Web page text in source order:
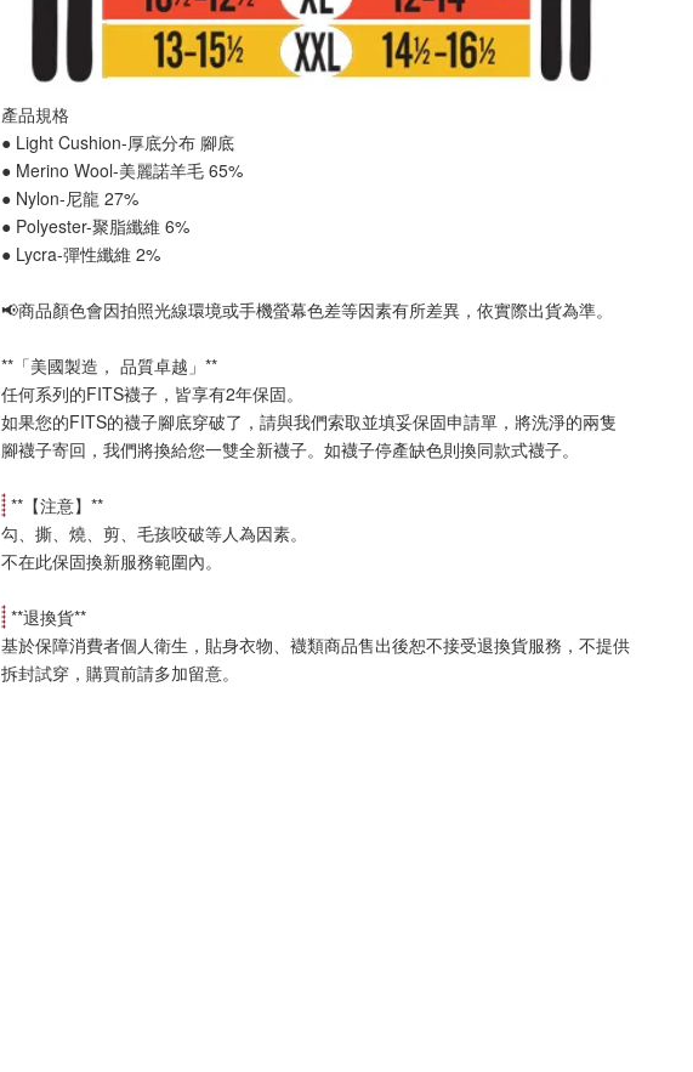
產品規格
● Light Cushion-厚底分布 腳底
● Merino Wool-美麗諾羊毛 65%
● Nylon-尼龍 27%
● Polyester-聚脂纖維 6%
● Lycra-彈性纖維 2%
📢商品顏色會因拍照光線環境或手機螢幕色差等因素有所差異，依實際出貨為準。
**「美國製造， 品質卓越」**
任何系列的FITS襪子，皆享有2年保固。
如果您的FITS的襪子腳底穿破了，請與我們索取並填妥保固申請單，將洗淨的兩隻
腳襪子寄回，我們將換給您一雙全新襪子。如襪子停產缺色則換同款式襪子。
**【注意】**
勾、撕、燒、剪、毛孩咬破等人為因素。
不在此保固換新服務範圍內。
**退換貨**
基於保障消費者個人衛生，貼身衣物、襪類商品售出後恕不接受退換貨服務，不提供
拆封試穿，購買前請多加留意。